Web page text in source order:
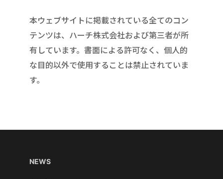
本ウェブサイトに掲載されている全てのコン
テンツは、ハーチ株式会社および第三者が所
有しています。書面による許可なく、個人的
な目的以外で使用することは禁止されていま
す。
NEWS